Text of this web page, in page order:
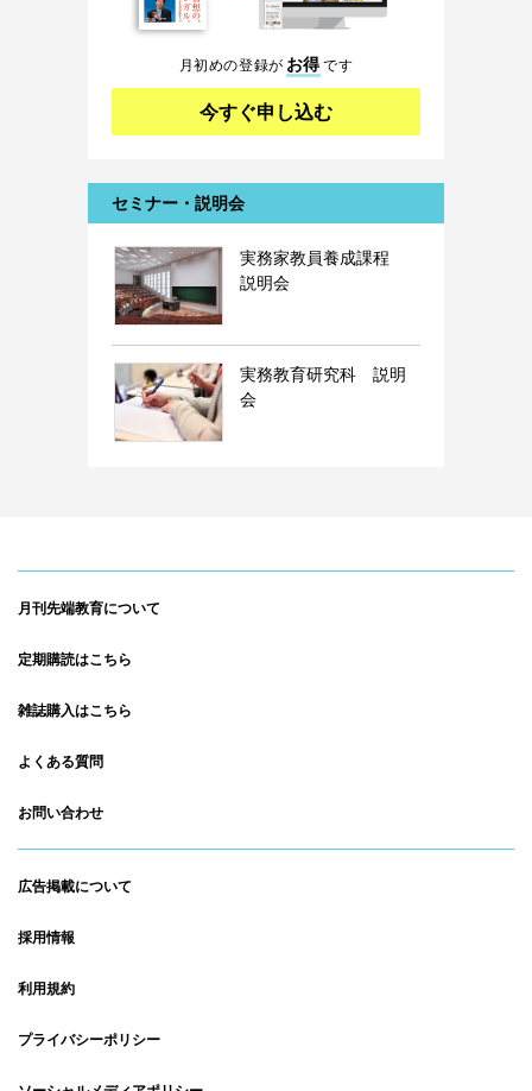
月初めの登録が お得です
今すぐ申し込む
セミナー・説明会
実務家教員養成課程
説明会
実務教育研究科 説明
会
月刊先端教育について
定期購読はこちら
雑誌購入はこちら
よくある質問
お問い合わせ
広告掲載について
採用情報
利用規約
プライバシーポリシー